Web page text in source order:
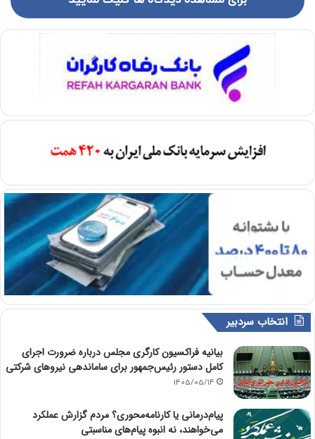
انتخاب سردبیر
بیانیه فراکسیون کارگری مجلس درباره ضرورت اجرای
کامل دستور رئیس‌جمهور برای ساماندهی نیروهای شرکتی
1405/05/14
پیام‌درمانی یا کارنامه‌محوری؟ مردم گزارش عملکرد
می‌خواهند، نه انبوه پیام‌های مناسبتی